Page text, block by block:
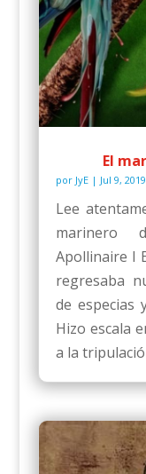
El
por JyE| Jul 9, 2019
Lee
marinero
Apollinaire I
regresaba
de especias
Hizo escala
a la